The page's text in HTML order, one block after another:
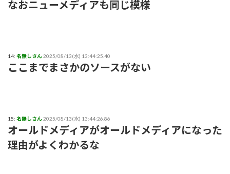
なおニューメディアも同じ模様
14: 名無しさん2025/08/13(水) 13:44:25.40
ここまでまさかのソースがない
15: 名無しさん2025/08/13(水) 13:44:26.86
オールドメディアがオールドメディアになった
理由がよくわかるな